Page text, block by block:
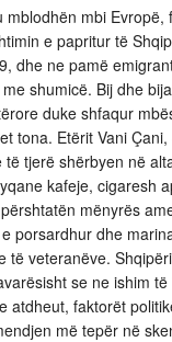
mblodhën mbi Evropë,
e papritur të
dhe ne pamë
shumicë. Bij dhe
duke shfaqur
tona. Etërit Vani
të tjerë shërbyen në
kafeje, cigaresh
mënyrës
porsardhur dhe
të veteranëve.
se ne ishim
atdheut, faktorët
më tepër në